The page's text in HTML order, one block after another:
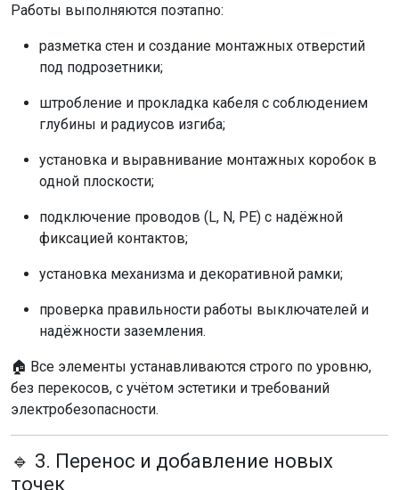
Работы выполняются поэтапно:
разметка стен и создание монтажных отверстий
под подрозетники;
штробление и прокладка кабеля с соблюдением
глубины и радиусов изгиба;
установка и выравнивание монтажных коробок в
одной плоскости;
подключение проводов (L, N, PE) с надёжной
фиксацией контактов;
установка механизма и декоративной рамки;
проверка правильности работы выключателей и
надёжности заземления.
🏠 Все элементы устанавливаются строго по уровню,
без перекосов, с учётом эстетики и требований
электробезопасности.
🔹 3. Перенос и добавление новых
точек